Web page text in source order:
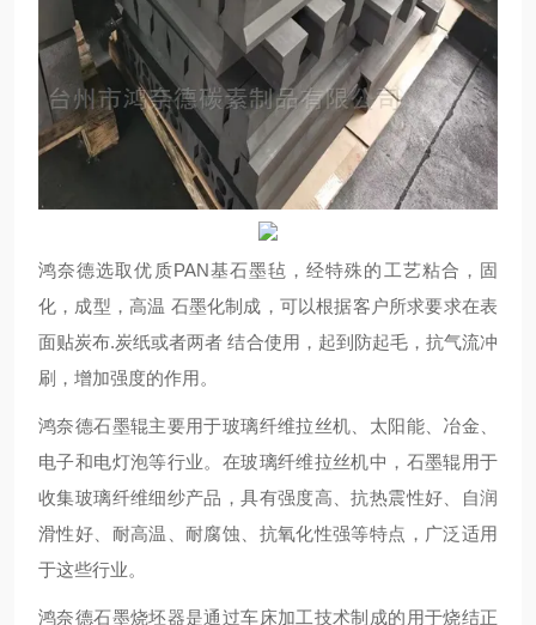
鸿奈德选取优质PAN基石墨毡，经特殊的工艺粘合，固
化，成型，高温 石墨化制成，可以根据客户所求要求在表
面贴炭布.炭纸或者两者 结合使用，起到防起毛，抗气流冲
刷，增加强度的作用。
鸿奈德石墨辊主要用于玻璃纤维拉丝机、太阳能、冶金、
电子和电灯泡等行业。在玻璃纤维拉丝机中，石墨辊用于
收集玻璃纤维细纱产品，具有强度高、抗热震性好、自润
滑性好、耐高温、耐腐蚀、抗氧化性强等特点，广泛适用
于这些行业。
鸿奈德石墨烧坯器是通过车床加工技术制成的用于烧结正